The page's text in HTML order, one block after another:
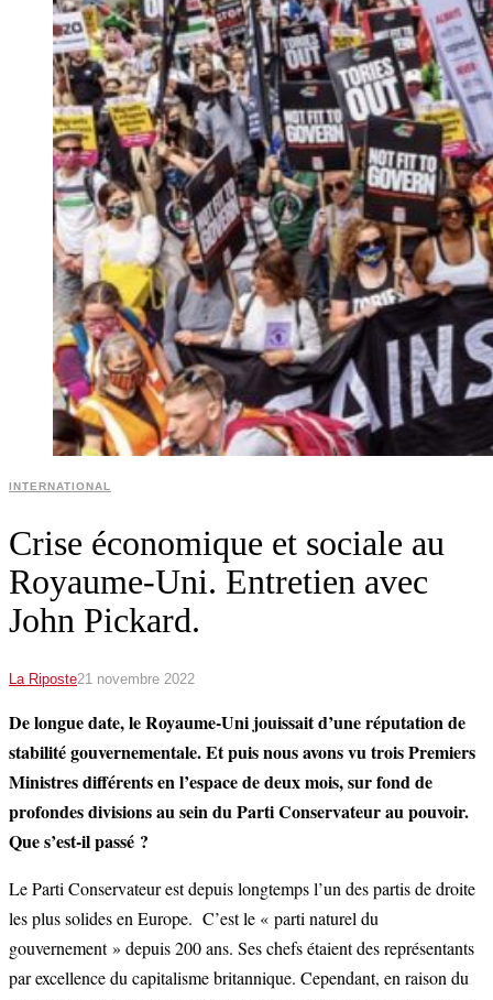
INTERNATIONAL
Crise économique et sociale au
Royaume-Uni. Entretien avec
John Pickard.
La Riposte21 novembre 2022
De longue date, le Royaume-Uni jouissait d’une réputation de
stabilité gouvernementale. Et puis nous avons vu trois Premiers
Ministres différents en l’espace de deux mois, sur fond de
profondes divisions au sein du Parti Conservateur au pouvoir.
Que s’est-il passé ?
Le Parti Conservateur est depuis longtemps l’un des partis de droite
les plus solides en Europe. C’est le « parti naturel du
gouvernement » depuis 200 ans. Ses chefs étaient des représentants
par excellence du capitalisme britannique. Cependant, en raison du